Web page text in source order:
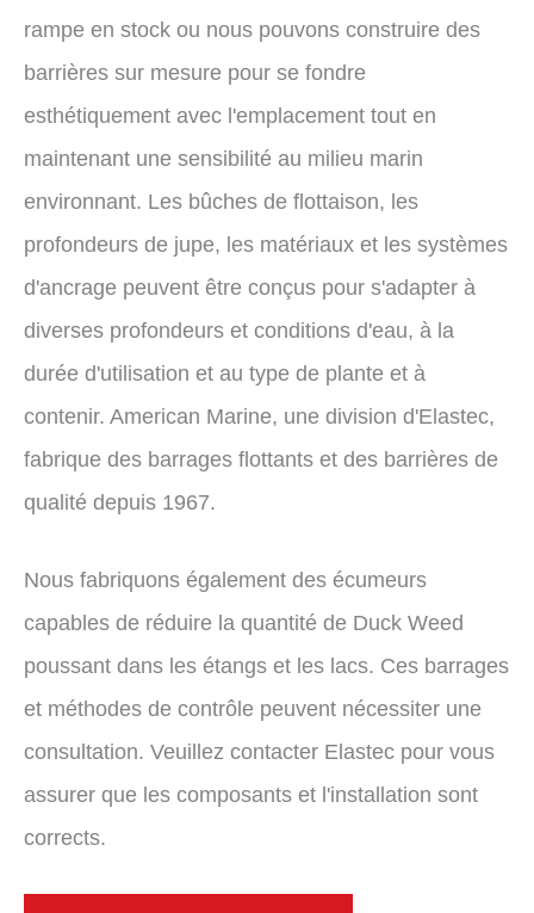
rampe en stock ou nous pouvons construire des
barrières sur mesure pour se fondre
esthétiquement avec l'emplacement tout en
maintenant une sensibilité au milieu marin
environnant. Les bûches de flottaison, les
profondeurs de jupe, les matériaux et les systèmes
d'ancrage peuvent être conçus pour s'adapter à
diverses profondeurs et conditions d'eau, à la
durée d'utilisation et au type de plante et à
contenir. American Marine, une division d'Elastec,
fabrique des barrages flottants et des barrières de
qualité depuis 1967.
Nous fabriquons également des écumeurs
capables de réduire la quantité de Duck Weed
poussant dans les étangs et les lacs. Ces barrages
et méthodes de contrôle peuvent nécessiter une
consultation. Veuillez contacter Elastec pour vous
assurer que les composants et l'installation sont
corrects.